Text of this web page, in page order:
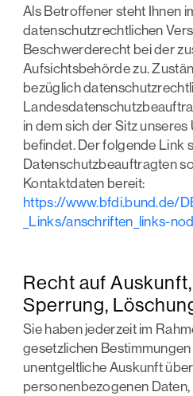
Als Betroffener steht Ihnen
datenschutzrechtlichen
Beschwerderecht bei der
Aufsichtsbehörde zu.
bezüglich
in dem sich der Sitz
befindet. Der folgende Link
Datenschutzbeauftragten
Kontaktdaten bereit:
https://www.bfdi.bund.de/
_Links/anschriften_links-
Recht auf
Sperrung,
Sie haben jederzeit im
gesetzlichen
unentgeltliche Auskunft
personenbezogenen